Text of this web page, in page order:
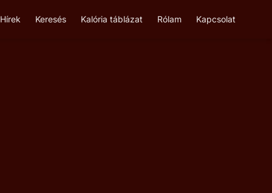
Hírek Keresés Kalória táblázat Rólam Kapcsolat